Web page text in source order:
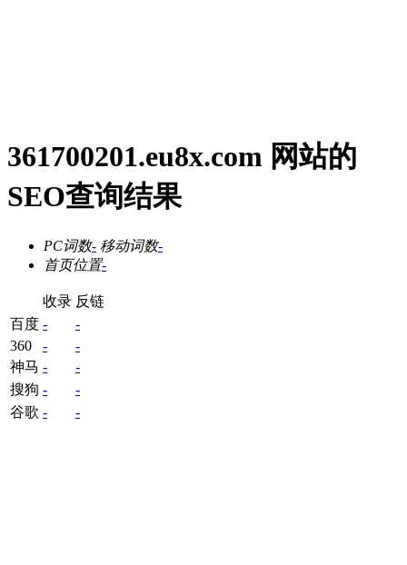
361700201.eu8x.com 网站的
SEO查询结果
PC词数- 移动词数-
首页位置-
收录 反链
百度 -
-
360
-
-
神马 -
-
搜狗 -
-
谷歌 - -